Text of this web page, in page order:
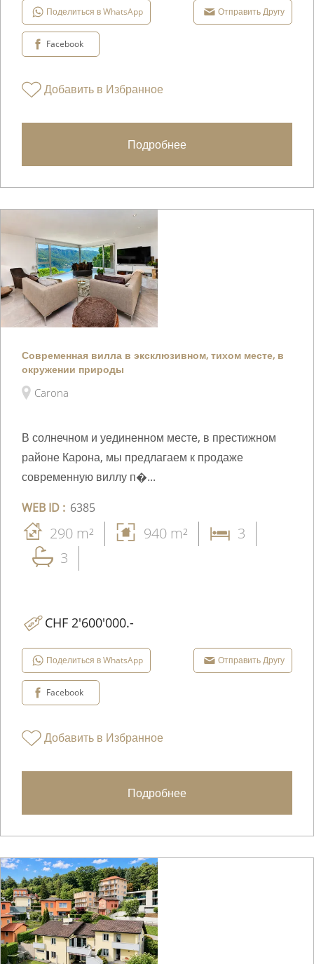
Поделиться в WhatsApp Отправить Другу
Facebook
Добавить в Избранное
Подробнее
Современная вилла в эксклюзивном, тихом месте, в
окружении природы
Carona
В солнечном и уединенном месте, в престижном
районе Карона, мы предлагаем к продаже
современную виллу п�...
WEB ID : 6385
290 m² 940 m²
3
3
CHF 2'600'000.-
Поделиться в WhatsApp Отправить Другу
Facebook
Добавить в Избранное
Подробнее